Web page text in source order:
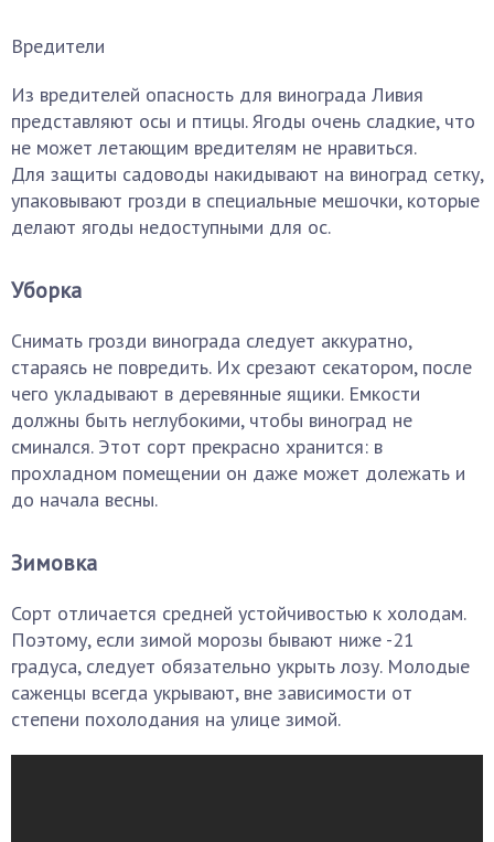
Вредители
Из вредителей опасность для винограда Ливия
представляют осы и птицы. Ягоды очень сладкие, что
не может летающим вредителям не нравиться.
Для защиты садоводы накидывают на виноград сетку,
упаковывают грозди в специальные мешочки, которые
делают ягоды недоступными для ос.
Уборка
Снимать грозди винограда следует аккуратно,
стараясь не повредить. Их срезают секатором, после
чего укладывают в деревянные ящики. Емкости
должны быть неглубокими, чтобы виноград не
сминался. Этот сорт прекрасно хранится: в
прохладном помещении он даже может долежать и
до начала весны.
Зимовка
Сорт отличается средней устойчивостью к холодам.
Поэтому, если зимой морозы бывают ниже -21
градуса, следует обязательно укрыть лозу. Молодые
саженцы всегда укрывают, вне зависимости от
степени похолодания на улице зимой.